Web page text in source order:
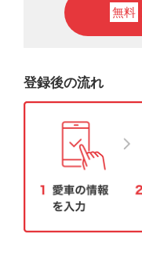
無料
登録後の流れ